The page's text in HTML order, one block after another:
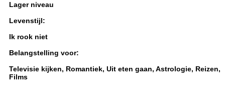
Lager niveau
Levenstijl:
Ik rook niet
Belangstelling voor:
Televisie kijken, Romantiek, Uit eten gaan, Astrologie, Reizen,
Films